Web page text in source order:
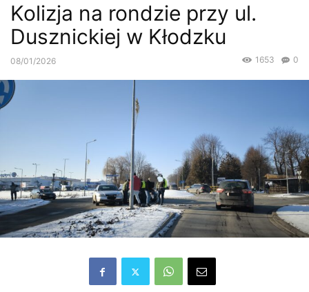
Kolizja na rondzie przy ul.
Dusznickiej w Kłodzku
08/01/2026 0
1653